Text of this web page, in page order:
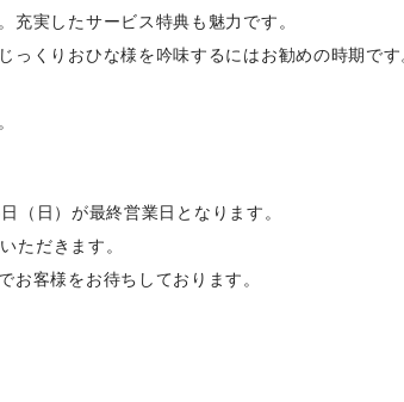
充実したサービス特典も魅力です。
っくりおひな様を吟味するにはお勧めの時期です
（日）が最終営業日となります。
ただきます。
お客様をお待ちしております。